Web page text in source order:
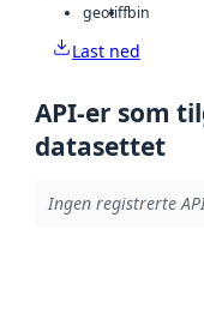
geotiffbin
Last ned
API-er som
datasettet
Ingen registrerte